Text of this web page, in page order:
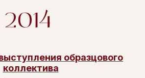
образцового
коллектива